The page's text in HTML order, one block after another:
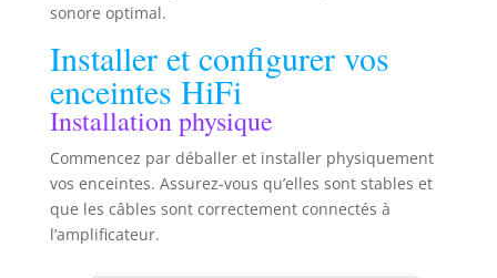
sonore optimal.
Installer et configurer vos
enceintes HiFi
Installation physique
Commencez par déballer et installer physiquement
vos enceintes. Assurez-vous qu’elles sont stables et
que les câbles sont correctement connectés à
l’amplificateur.